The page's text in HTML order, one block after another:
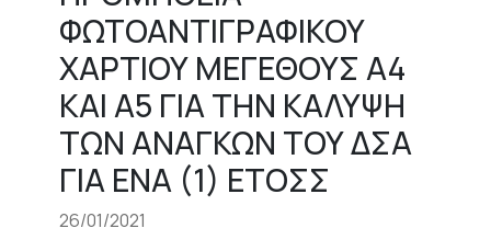
ΦΩΤΟΑΝΤΙΓΡΑΦΙΚΟΥ
ΧΑΡΤΙΟΥ ΜΕΓΕΘΟΥΣ A4
KAI Α5 ΓΙΑ ΤΗΝ ΚΑΛΥΨΗ
ΤΩΝ ΑΝΑΓΚΩΝ ΤΟΥ ΔΣΑ
ΓΙΑ ΕΝΑ (1) ΕΤΟΣΣ
26/01/2021